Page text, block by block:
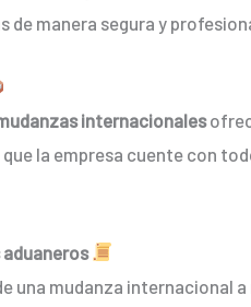
de manera segura y
internacionales
la empresa cuente con
una mudanza internacional